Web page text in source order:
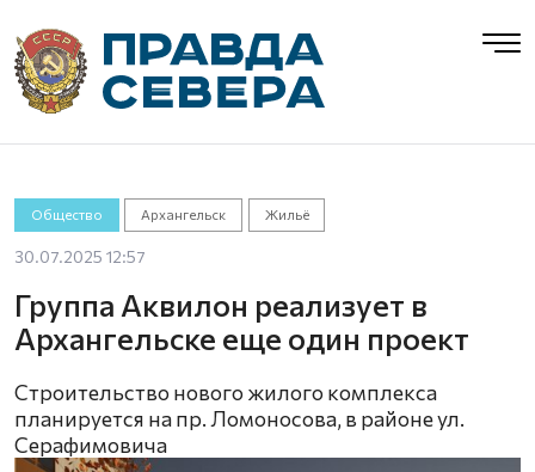
Общество Архангельск Жильё
30.07.2025 12:57
Группа Аквилон реализует в
Архангельске еще один проект
Строительство нового жилого комплекса
планируется на пр. Ломоносова, в районе ул.
Серафимовича